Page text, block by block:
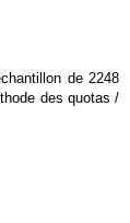
de 2248
des quotas /